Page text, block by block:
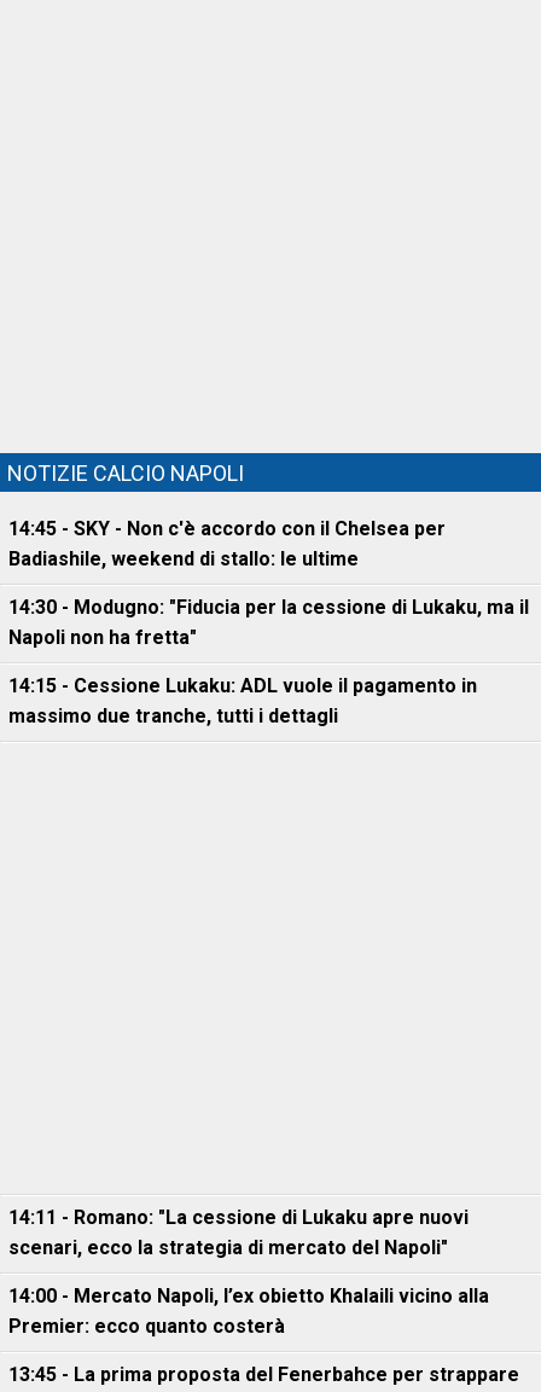
NOTIZIE CALCIO NAPOLI
14:45 - SKY - Non c'è accordo con il Chelsea per
Badiashile, weekend di stallo: le ultime
14:30 - Modugno: "Fiducia per la cessione di Lukaku, ma il
Napoli non ha fretta"
14:15 - Cessione Lukaku: ADL vuole il pagamento in
massimo due tranche, tutti i dettagli
14:11 - Romano: "La cessione di Lukaku apre nuovi
scenari, ecco la strategia di mercato del Napoli"
14:00 - Mercato Napoli, l’ex obietto Khalaili vicino alla
Premier: ecco quanto costerà
13:45 - La prima proposta del Fenerbahce per strappare